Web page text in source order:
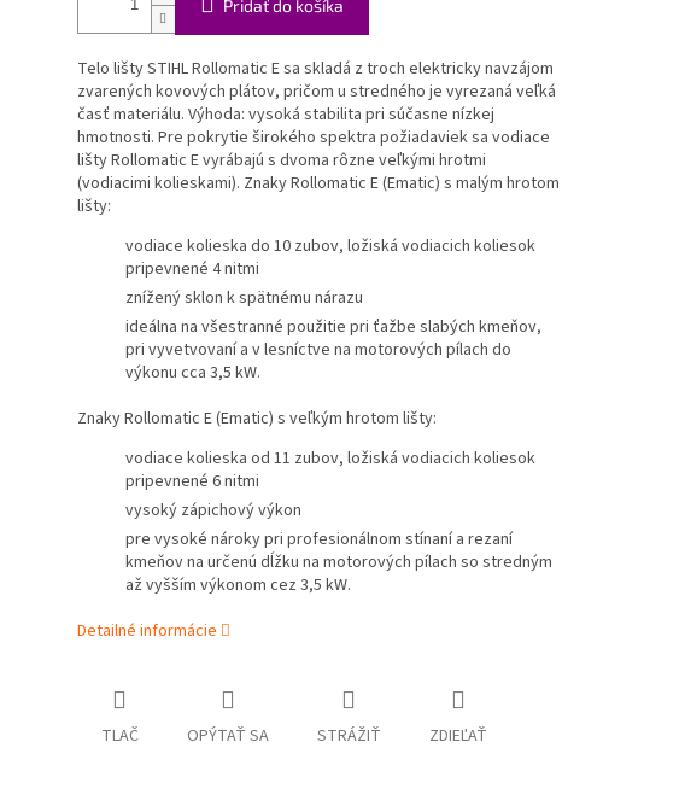
Pridať do košíka
Telo lišty STIHL Rollomatic E sa skladá z troch elektricky navzájom
zvarených kovových plátov, pričom u stredného je vyrezaná veľká
časť materiálu. Výhoda: vysoká stabilita pri súčasne nízkej
hmotnosti. Pre pokrytie širokého spektra požiadaviek sa vodiace
lišty Rollomatic E vyrábajú s dvoma rôzne veľkými hrotmi
(vodiacimi kolieskami). Znaky Rollomatic E (Ematic) s malým hrotom
lišty:
vodiace kolieska do 10 zubov, ložiská vodiacich koliesok
pripevnené 4 nitmi
znížený sklon k spätnému nárazu
ideálna na všestranné použitie pri ťažbe slabých kmeňov,
pri vyvetvovaní a v lesníctve na motorových pílach do
výkonu cca 3,5 kW.
Znaky Rollomatic E (Ematic) s veľkým hrotom lišty:
vodiace kolieska od 11 zubov, ložiská vodiacich koliesok
pripevnené 6 nitmi
vysoký zápichový výkon
pre vysoké nároky pri profesionálnom stínaní a rezaní
kmeňov na určenú dĺžku na motorových pílach so stredným
až vyšším výkonom cez 3,5 kW.
Detailné informácie
TLAČ OPÝTAŤ SA STRÁŽIŤ ZDIEĽAŤ